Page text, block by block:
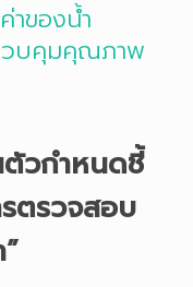
าของน้ำ
วบคุมคุณภาพ
ตัวกำหนดชี้
ตรวจสอบ